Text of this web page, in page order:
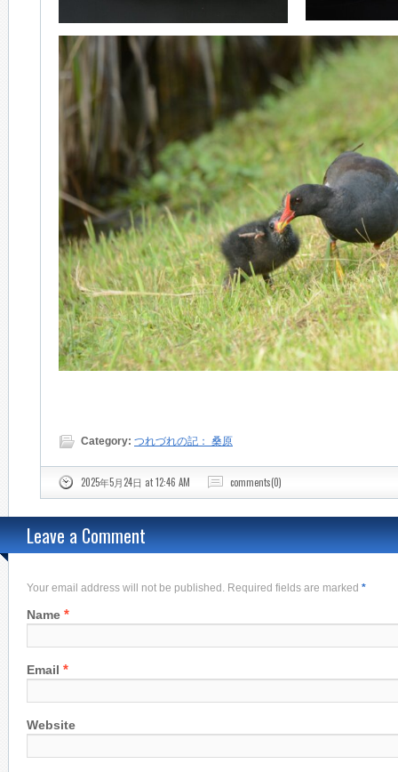
Category: つれづれの記： 桑原
2025年5月24日 at 12:46 AM comments(0)
Leave a Comment
Your email address will not be published. Required fields are marked *
Name *
Email *
Website